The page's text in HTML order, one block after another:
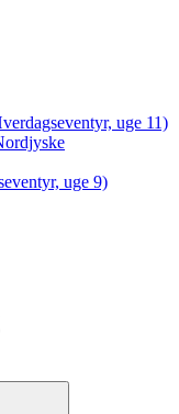
uge 11)
uge 9)